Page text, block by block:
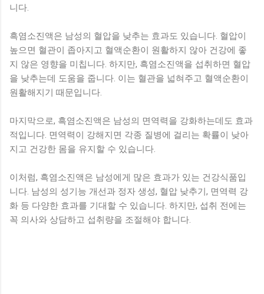
니다.
흑염소진액은 남성의 혈압을 낮추는 효과도 있습니다. 혈압이
높으면 혈관이 좁아지고 혈액순환이 원활하지 않아 건강에 좋
지 않은 영향을 미칩니다. 하지만, 흑염소진액을 섭취하면 혈압
을 낮추는데 도움을 줍니다. 이는 혈관을 넓혀주고 혈액순환이
원활해지기 때문입니다.
마지막으로, 흑염소진액은 남성의 면역력을 강화하는데도 효과
적입니다. 면역력이 강해지면 각종 질병에 걸리는 확률이 낮아
지고 건강한 몸을 유지할 수 있습니다.
이처럼, 흑염소진액은 남성에게 많은 효과가 있는 건강식품입
니다. 남성의 성기능 개선과 정자 생성, 혈압 낮추기, 면역력 강
화 등 다양한 효과를 기대할 수 있습니다. 하지만, 섭취 전에는
꼭 의사와 상담하고 섭취량을 조절해야 합니다.